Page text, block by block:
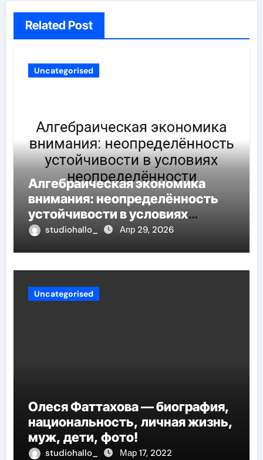
Related Post
Uncategorised
Алгебраическая экономика
внимания: неопределённость
устойчивости в условиях
неопределённости
studiohallo_ Апр 29, 2026
Uncategorised
Олеся Фаттахова — биография,
национальность, личная жизнь,
муж, дети, фото!
studiohallo_ Мар 17, 2022